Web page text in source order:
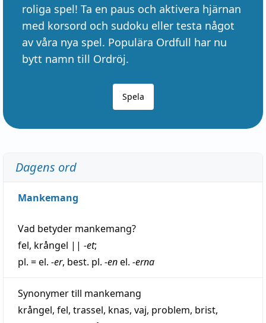
roliga spel! Ta en paus och aktivera hjärnan
med korsord och sudoku eller testa något
av våra nya spel. Populära Ordfull har nu
bytt namn till Ordröj.
Spela
Dagens ord
Mankemang
Vad betyder mankemang?
fel, krångel || -et;
pl. = el. -er, best. pl. -enel. -erna
Synonymer till mankemang
krångel, fel, trassel, knas, vaj, problem, brist,